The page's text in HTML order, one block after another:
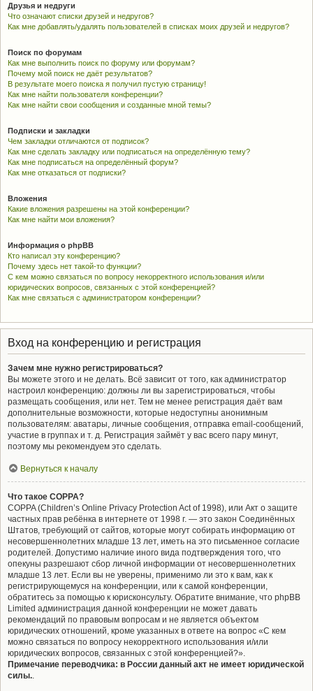
Друзья и недруги
Что означают списки друзей и недругов?
Как мне добавлять/удалять пользователей в списках моих друзей и недругов?
Поиск по форумам
Как мне выполнить поиск по форуму или форумам?
Почему мой поиск не даёт результатов?
В результате моего поиска я получил пустую страницу!
Как мне найти пользователя конференции?
Как мне найти свои сообщения и созданные мной темы?
Подписки и закладки
Чем закладки отличаются от подписок?
Как мне сделать закладку или подписаться на определённую тему?
Как мне подписаться на определённый форум?
Как мне отказаться от подписки?
Вложения
Какие вложения разрешены на этой конференции?
Как мне найти мои вложения?
Информация о phpBB
Кто написал эту конференцию?
Почему здесь нет такой-то функции?
С кем можно связаться по вопросу некорректного использования и/или
юридических вопросов, связанных с этой конференцией?
Как мне связаться с администратором конференции?
Вход на конференцию и регистрация
Зачем мне нужно регистрироваться?
Вы можете этого и не делать. Всё зависит от того, как администратор
настроил конференцию: должны ли вы зарегистрироваться, чтобы
размещать сообщения, или нет. Тем не менее регистрация даёт вам
дополнительные возможности, которые недоступны анонимным
пользователям: аватары, личные сообщения, отправка email-сообщений,
участие в группах и т. д. Регистрация займёт у вас всего пару минут,
поэтому мы рекомендуем это сделать.
Вернуться к началу
Что такое COPPA?
COPPA (Children’s Online Privacy Protection Act of 1998), или Акт о защите
частных прав ребёнка в интернете от 1998 г. — это закон Соединённых
Штатов, требующий от сайтов, которые могут собирать информацию от
несовершеннолетних младше 13 лет, иметь на это письменное согласие
родителей. Допустимо наличие иного вида подтверждения того, что
опекуны разрешают сбор личной информации от несовершеннолетних
младше 13 лет. Если вы не уверены, применимо ли это к вам, как к
регистрирующемуся на конференции, или к самой конференции,
обратитесь за помощью к юрисконсульту. Обратите внимание, что phpBB
Limited администрация данной конференции не может давать
рекомендаций по правовым вопросам и не является объектом
юридических отношений, кроме указанных в ответе на вопрос «С кем
можно связаться по вопросу некорректного использования и/или
юридических вопросов, связанных с этой конференцией?».
Примечание переводчика: в России данный акт не имеет юридической
силы..